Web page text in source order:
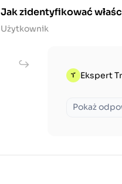
Jak zidentyfikować
Użytkownik
Ekspert
Pokaż